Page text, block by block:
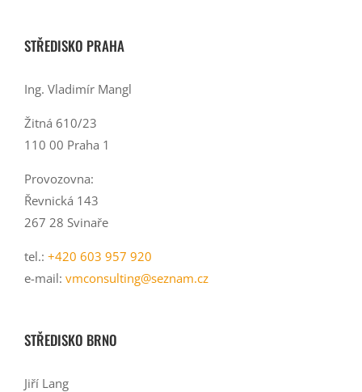
STŘEDISKO PRAHA
Ing. Vladimír Mangl
Žitná 610/23
110 00 Praha 1
Provozovna:
Řevnická 143
267 28 Svinaře
tel.: +420 603 957 920
e-mail: vmconsulting@seznam.cz
STŘEDISKO BRNO
Jiří Lang